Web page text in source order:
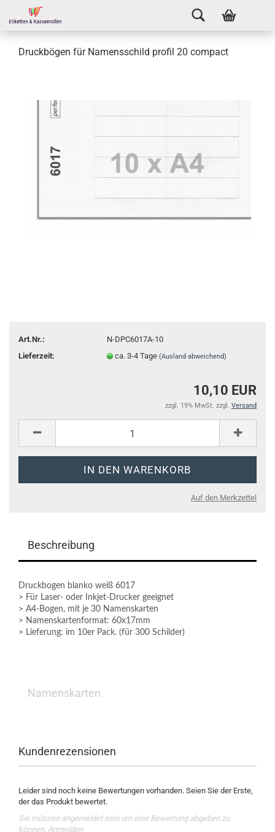
Druckbögen für Namensschild profil 20 compact
Art.Nr.:
N-DPC6017A-10
Lieferzeit:
ca. 3-4 Tage(Ausland abweichend)
10,10 EUR
zzgl. 19% MwSt. zzgl. Versand
Auf den Merkzettel
Beschreibung
Druckbogen blanko weiß 6017
> Für Laser- oder Inkjet-Drucker geeignet
> A4-Bogen, mit je 30 Namenskarten
> Namenskartenformat: 60x17mm
> Lieferung: im 10er Pack. (für 300 Schilder)
Namenskarten
Kundenrezensionen
Leider sind noch keine Bewertungen vorhanden. Seien Sie der Erste,
der das Produkt bewertet.
Sie müssen angemeldet sein um eine Bewertung abgeben zu
können. Anmelden